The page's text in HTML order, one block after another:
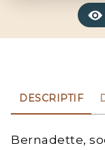
DESCRIPTIF
Bernadette,